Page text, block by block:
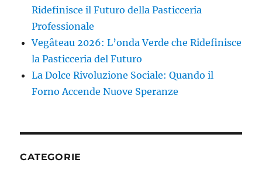
Ridefinisce il Futuro della Pasticceria
Professionale
Vegâteau 2026: L’onda Verde che Ridefinisce
la Pasticceria del Futuro
La Dolce Rivoluzione Sociale: Quando il
Forno Accende Nuove Speranze
CATEGORIE